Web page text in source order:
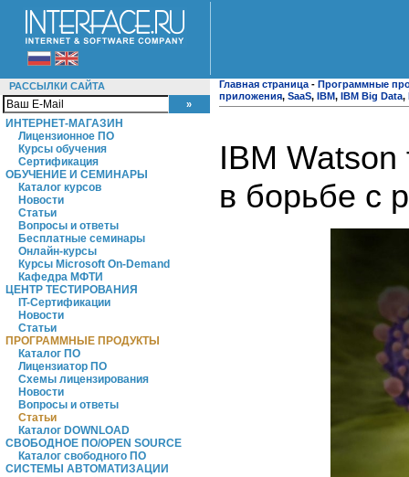
РАССЫЛКИ САЙТА
ИНТЕРНЕТ-МАГАЗИН
Лицензионное ПО
Курсы обучения
Сертификация
ОБУЧЕНИЕ И СЕМИНАРЫ
Каталог курсов
Новости
Статьи
Вопросы и ответы
Бесплатные семинары
Онлайн-курсы
Курсы Microsoft On-Demand
Кафедра МФТИ
ЦЕНТР ТЕСТИРОВАНИЯ
IT-Сертификации
Новости
Статьи
ПРОГРАММНЫЕ ПРОДУКТЫ
Каталог ПО
Лицензиатор ПО
Схемы лицензирования
Новости
Вопросы и ответы
Статьи
Каталог DOWNLOAD
СВОБОДНОЕ ПО/OPEN SOURCE
Каталог свободного ПО
СИСТЕМЫ АВТОМАТИЗАЦИИ
Главная страница - Программные
приложения, SaaS, IBM, IBM Big Data,
IBM
в борьбе с